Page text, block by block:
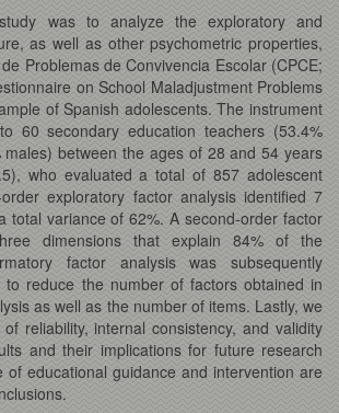
was to analyze the exploratory and
as well as other psychometric properties,
Problemas de Convivencia Escolar (CPCE;
on School Maladjustment Problems
of Spanish adolescents. The instrument
60 secondary education teachers (53.4%
males) between the ages of 28 and 54 years
who evaluated a total of 857 adolescent
exploratory factor analysis identified 7
total variance of 62%. A second-order factor
dimensions that explain 84% of the
factor analysis was subsequently
reduce the number of factors obtained in
as well as the number of items. Lastly, we
reliability, internal consistency, and validity
and their implications for future research
of educational guidance and intervention are